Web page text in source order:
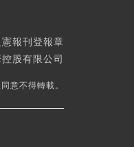
報刊登報章
股有限公司
意不得轉載。